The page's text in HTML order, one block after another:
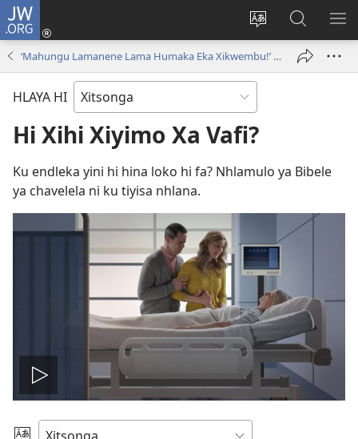
JW.ORG
Hlawula
ririmi
Nghena
(opens
new
Secha
JW.ORG
‘Mahungu Lamanene Lama Humaka Eka Xikwembu!’ Tivhidiyo
HLAYA HI
Hi Xihi Xiyimo Xa Vafi?
Ku endleka yini hi hina loko hi fa? Nhlamulo ya Bibele
ya chavelela ni ku tiyisa nhlana.
Play
video
Hlawula